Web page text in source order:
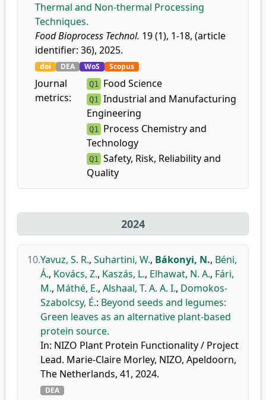
Thermal and Non-thermal Processing
Techniques.
Food Bioprocess Technol. 19 (1), 1-18, (article
identifier: 36), 2025.
doi DEA WoS Scopus
Journal
metrics:
Q1 Food Science
Q1
Industrial and Manufacturing
Engineering
Q1
Process Chemistry and
Technology
Q1
Safety, Risk, Reliability and
Quality
2024
10.Yavuz, S. R., Suhartini, W., Bákonyi, N., Béni,
Á., Kovács, Z., Kaszás, L., Elhawat, N. A., Fári,
M., Máthé, E., Alshaal, T. A. A. I., Domokos-
Szabolcsy, É.: Beyond seeds and legumes:
Green leaves as an alternative plant-based
protein source.
In: NIZO Plant Protein Functionality / Project
Lead. Marie-Claire Morley, NIZO, Apeldoorn,
The Netherlands, 41, 2024.
DEA